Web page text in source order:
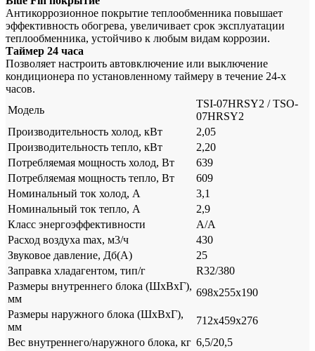
Антикоррозионное покрытие теплообменника повышает
эффективность обогрева, увеличивает срок эксплуатации
теплообменника, устойчиво к любым видам коррозии.
Таймер 24 часа
Позволяет настроить автовключение или выключение
кондиционера по установленному таймеру в течение 24-х
часов.
Модель
TSI-07HRSY2 / TSO-
07HRSY2
Производительность холод, кВт
2,05
Производительность тепло, кВт
2,20
Потребляемая мощность холод, Вт
639
Потребляемая мощность тепло, Вт
609
Номинальный ток холод, А
3,1
Номинальный ток тепло, А
2,9
Класс энергоэффективности
A/A
Расход воздуха max, м3/ч
430
Звуковое давление, Дб(А)
25
Заправка хладагентом, тип/г
R32/380
Размеры внутреннего блока (ШхВхГ),
мм
698х255х190
Размеры наружного блока (ШхВхГ),
мм
712х459х276
Вес внутреннего/наружного блока, кг 6,5/20,5